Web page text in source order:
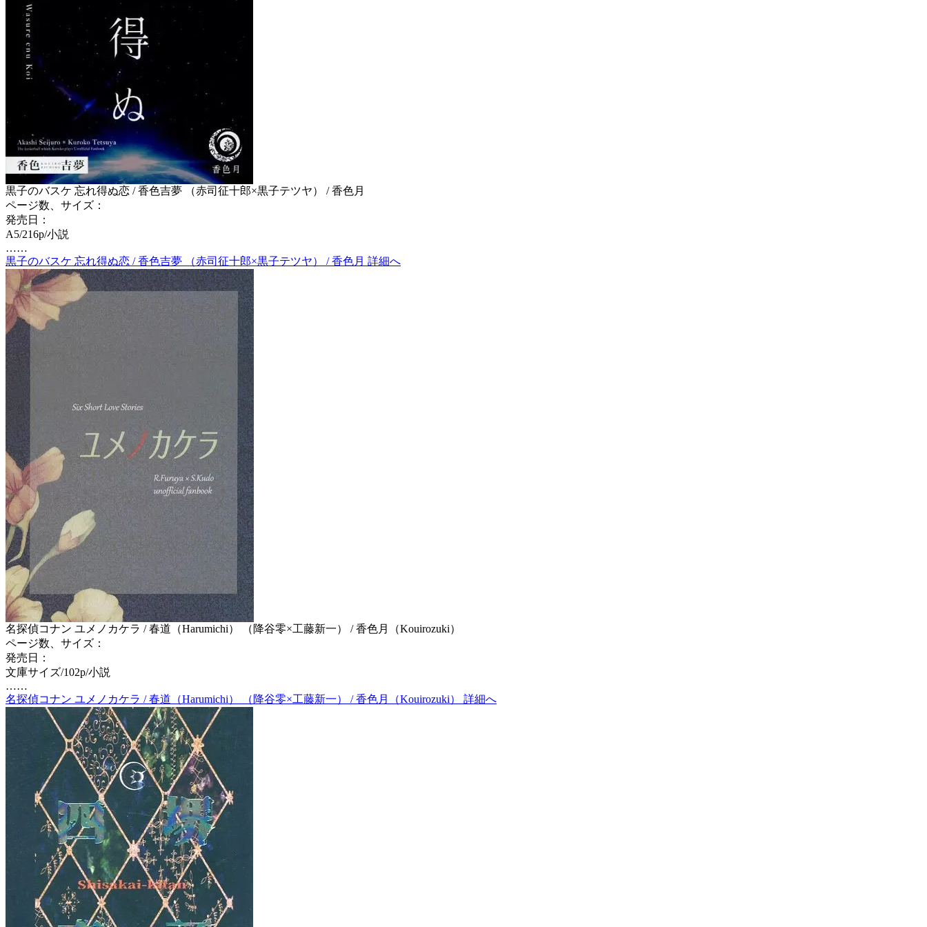
黒子のバスケ 忘れ得ぬ恋 / 香色吉夢 （赤司征十郎×黒子テツヤ） / 香色月
ページ数、サイズ：
発売日：
A5/216p/小説
……
黒子のバスケ 忘れ得ぬ恋 / 香色吉夢 （赤司征十郎×黒子テツヤ） / 香色月 詳細へ
名探偵コナン ユメノカケラ / 春道（Harumichi） （降谷零×工藤新一） / 香色月（Kouirozuki）
ページ数、サイズ：
発売日：
文庫サイズ/102p/小説
……
名探偵コナン ユメノカケラ / 春道（Harumichi） （降谷零×工藤新一） / 香色月（Kouirozuki） 詳細へ